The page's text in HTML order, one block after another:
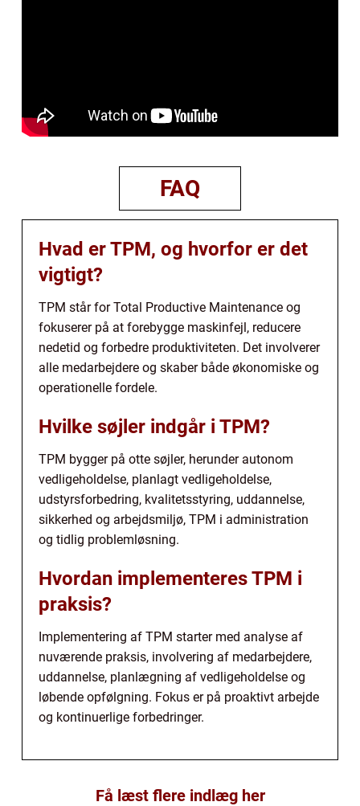
FAQ
Hvad er TPM, og hvorfor er det
vigtigt?
TPM står for Total Productive Maintenance og
fokuserer på at forebygge maskinfejl, reducere
nedetid og forbedre produktiviteten. Det involverer
alle medarbejdere og skaber både økonomiske og
operationelle fordele.
Hvilke søjler indgår i TPM?
TPM bygger på otte søjler, herunder autonom
vedligeholdelse, planlagt vedligeholdelse,
udstyrsforbedring, kvalitetsstyring, uddannelse,
sikkerhed og arbejdsmiljø, TPM i administration
og tidlig problemløsning.
Hvordan implementeres TPM i
praksis?
Implementering af TPM starter med analyse af
nuværende praksis, involvering af medarbejdere,
uddannelse, planlægning af vedligeholdelse og
løbende opfølgning. Fokus er på proaktivt arbejde
og kontinuerlige forbedringer.
Få læst flere indlæg her